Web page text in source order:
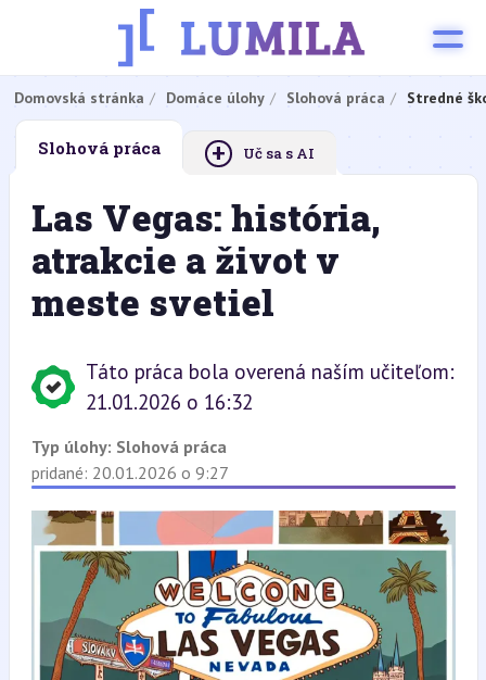
Domovská stránka Domáce úlohy Slohová práca Stredné
Slohová práca + Uč sa s AI
Las Vegas: história,
atrakcie a život v
meste svetiel
Táto práca bola overená naším učiteľom:
21.01.2026 o 16:32
Typ úlohy: Slohová práca
pridané: 20.01.2026 o 9:27